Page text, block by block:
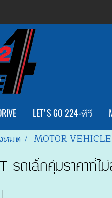
LET'S GO 224-ทีวี
หมด MOTOR VEHICLE
รถเล็กคุ้มราคาที่ไ
|